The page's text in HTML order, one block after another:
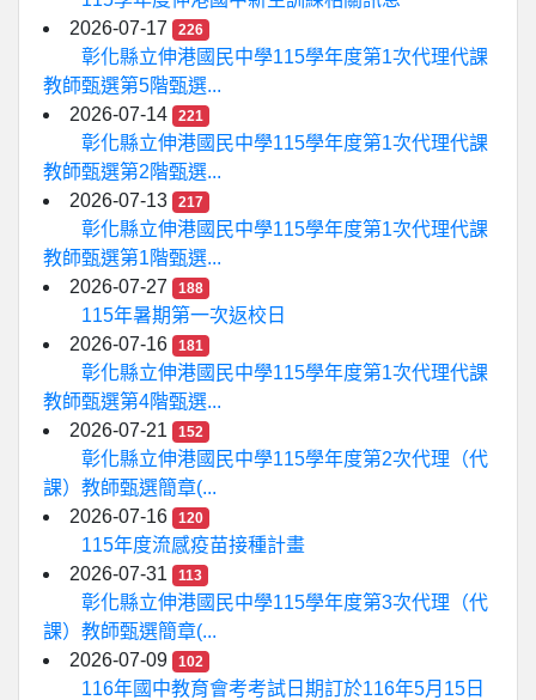
2026-07-17
226
彰化縣立伸港國民中學115學年度第1次代理代課
教師甄選第5階甄選...
2026-07-14
221
彰化縣立伸港國民中學115學年度第1次代理代課
教師甄選第2階甄選...
2026-07-13
217
彰化縣立伸港國民中學115學年度第1次代理代課
教師甄選第1階甄選...
2026-07-27
188
115年暑期第一次返校日
2026-07-16
181
彰化縣立伸港國民中學115學年度第1次代理代課
教師甄選第4階甄選...
2026-07-21
152
彰化縣立伸港國民中學115學年度第2次代理（代
課）教師甄選簡章(...
2026-07-16
120
115年度流感疫苗接種計畫
2026-07-31
113
彰化縣立伸港國民中學115學年度第3次代理（代
課）教師甄選簡章(...
2026-07-09
102
116年國中教育會考考試日期訂於116年5月15日